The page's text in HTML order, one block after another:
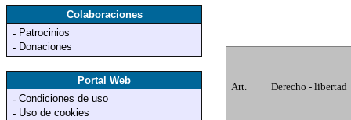
Colaboraciones
- Patrocinios
- Donaciones
Portal Web
- Condiciones de uso
- Uso de cookies
Art. Derecho - libertad